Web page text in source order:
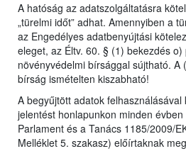
A hatóság az adatszolgáltatásra
„türelmi időt” adhat. Amennyiben a
az Engedélyes adatbenyújtási
eleget, az Éltv. 60. § (1) bekezdés o)
növényvédelmi bírsággal sújtható.
bírság ismételten kiszabható!
A begyűjtött adatok
jelentést honlapunkon minden
Parlament és a Tanács 1185/2009/
Melléklet 5. szakasz) előírtaknak